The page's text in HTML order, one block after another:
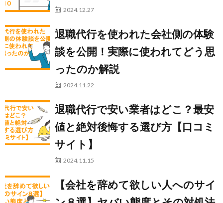
2024.12.27
退職代行を使われた会社側の体験
談を公開！実際に使われてどう思
ったのか解説
2024.11.22
退職代行で安い業者はどこ？最安
値と絶対後悔する選び方【口コミ
サイト】
2024.11.15
【会社を辞めて欲しい人へのサイ